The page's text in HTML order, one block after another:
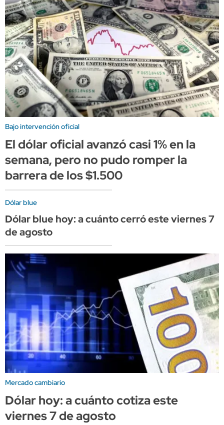
Bajo intervención oficial
El dólar oficial avanzó casi 1% en la
semana, pero no pudo romper la
barrera de los $1.500
Dólar blue
Dólar blue hoy: a cuánto cerró este viernes 7
de agosto
Mercado cambiario
Dólar hoy: a cuánto cotiza este
viernes 7 de agosto